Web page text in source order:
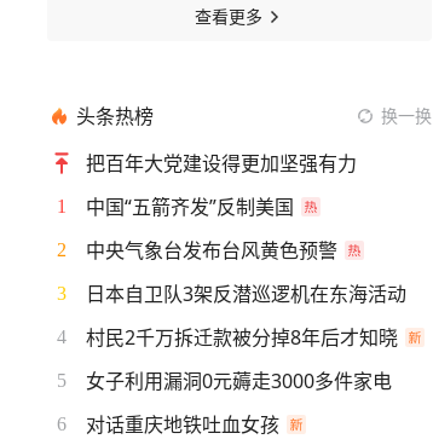
查看更多
头条热榜 换一换
把百年大党建设得更加坚强有力
1 中国“五箭齐发”反制美国
2 中央气象台发布台风黄色预警
3 日本自卫队3架反潜巡逻机在东海活动
4 村民2千万拆迁款被分掉8年后才知晓
5 女子利用漏洞0元薅走3000多件家电
6 对话重庆地铁吐血女孩